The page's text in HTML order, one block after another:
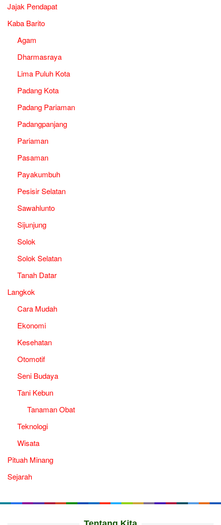
Jajak Pendapat
Kaba Barito
Agam
Dharmasraya
Lima Puluh Kota
Padang Kota
Padang Pariaman
Padangpanjang
Pariaman
Pasaman
Payakumbuh
Pesisir Selatan
Sawahlunto
Sijunjung
Solok
Solok Selatan
Tanah Datar
Langkok
Cara Mudah
Ekonomi
Kesehatan
Otomotif
Seni Budaya
Tani Kebun
Tanaman Obat
Teknologi
Wisata
Pituah Minang
Sejarah